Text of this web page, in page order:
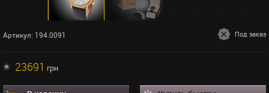
Артикул: 194.0091 Под заказ
23691 грн